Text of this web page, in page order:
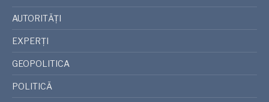
AUTORITĂȚI
EXPERȚI
GEOPOLITICA
POLITICĂ